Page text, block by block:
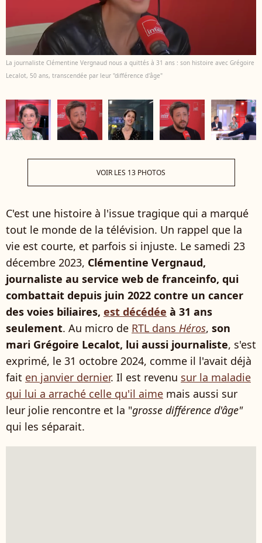
La journaliste Clémentine Vergnaud nous a quittés à 31 ans : son histoire avec Grégoire
Lecalot, 50 ans, transcendée par leur "différence d'âge"
VOIR LES 13 PHOTOS
C'est une histoire à l'issue tragique qui a marqué
tout le monde de la télévision. Un rappel que la
vie est courte, et parfois si injuste. Le samedi 23
décembre 2023, Clémentine Vergnaud,
journaliste au service web de franceinfo, qui
combattait depuis juin 2022 contre un cancer
des voies biliaires, est décédée à 31 ans
seulement. Au micro de RTL dans Héros, son
mari Grégoire Lecalot, lui aussi journaliste, s'est
exprimé, le 31 octobre 2024, comme il l'avait déjà
fait en janvier dernier. Il est revenu sur la maladie
qui lui a arraché celle qu'il aime mais aussi sur
leur jolie rencontre et la "grosse différence d'âge"
qui les séparait.